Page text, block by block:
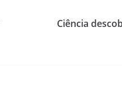
Ciência